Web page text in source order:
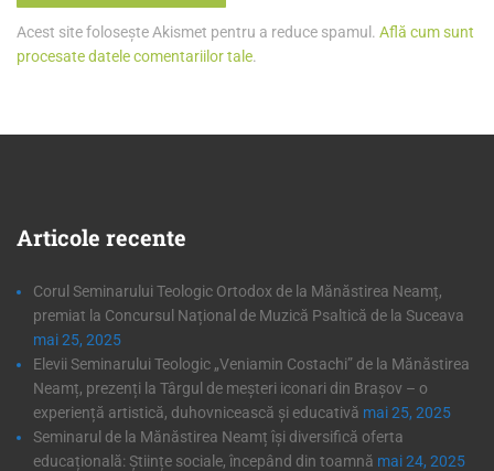
Acest site folosește Akismet pentru a reduce spamul. Află cum sunt
procesate datele comentariilor tale.
Articole recente
Corul Seminarului Teologic Ortodox de la Mănăstirea Neamț,
premiat la Concursul Național de Muzică Psaltică de la Suceava
mai 25, 2025
Elevii Seminarului Teologic „Veniamin Costachi” de la Mănăstirea
Neamț, prezenți la Târgul de meșteri iconari din Brașov – o
experiență artistică, duhovnicească și educativă mai 25, 2025
Seminarul de la Mănăstirea Neamț își diversifică oferta
educațională: Științe sociale, începând din toamnă mai 24, 2025